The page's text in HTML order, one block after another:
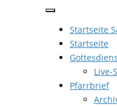
Startseite
Startseite
Live-
Pfarrbrief